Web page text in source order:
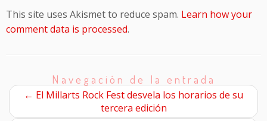
This site uses Akismet to reduce spam. Learn how your
comment data is processed.
Navegación de la entrada
← El Millarts Rock Fest desvela los horarios de su
tercera edición